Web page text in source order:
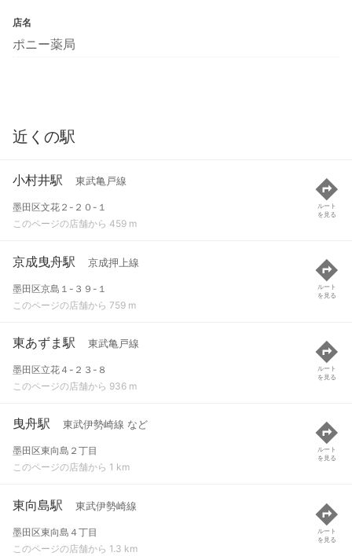
店名
ポニー薬局
近くの駅
小村井駅 東武亀戸線
墨田区文花２-２０-１
このページの店舗から 459 m
ルート
を見る
京成曳舟駅 京成押上線
墨田区京島１-３９-１
このページの店舗から 759 m
ルート
を見る
東あずま駅 東武亀戸線
墨田区立花４-２３-８
このページの店舗から 936 m
ルート
を見る
曳舟駅 東武伊勢崎線 など
墨田区東向島２丁目
このページの店舗から 1 km
ルート
を見る
東向島駅 東武伊勢崎線
墨田区東向島４丁目
このページの店舗から 1.3 km
ルート
を見る